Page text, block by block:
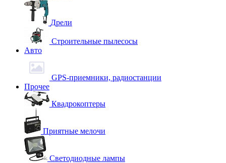
Дрели
Строительные пылесосы
Авто
GPS-приемники, радиостанции
Прочее
Квадрокоптеры
Приятные мелочи
Светодиодные лампы